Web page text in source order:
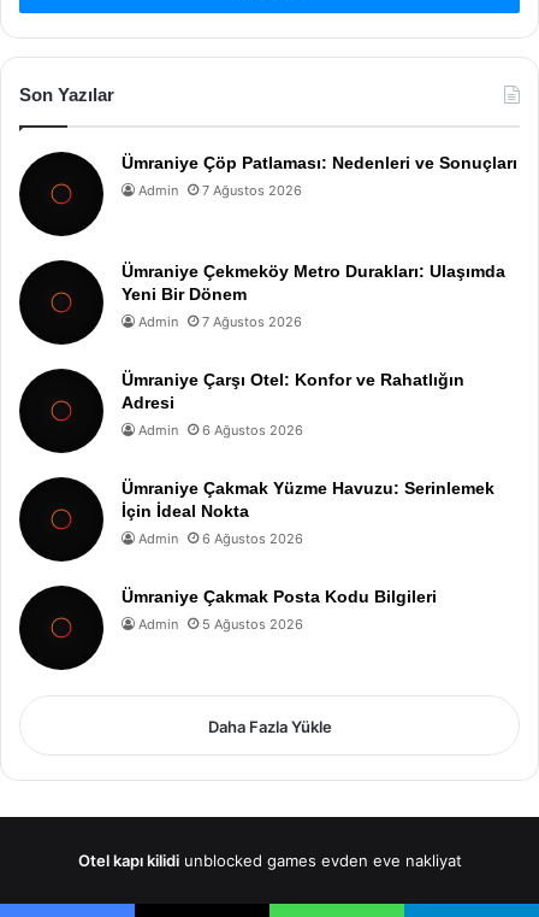
Son Yazılar
Ümraniye Çöp Patlaması: Nedenleri ve Sonuçları
Admin 7 Ağustos 2026
Ümraniye Çekmeköy Metro Durakları: Ulaşımda
Yeni Bir Dönem
Admin 7 Ağustos 2026
Ümraniye Çarşı Otel: Konfor ve Rahatlığın
Adresi
Admin 6 Ağustos 2026
Ümraniye Çakmak Yüzme Havuzu: Serinlemek
İçin İdeal Nokta
Admin 6 Ağustos 2026
Ümraniye Çakmak Posta Kodu Bilgileri
Admin 5 Ağustos 2026
Daha Fazla Yükle
Otel kapı kilidi unblocked games evden eve nakliyat